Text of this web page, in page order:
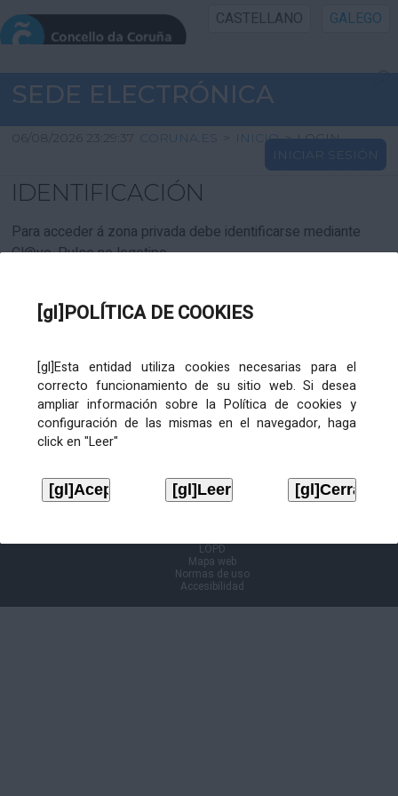
[gl]POLÍTICA DE COOKIES
[gl]Esta entidad utiliza cookies necesarias para el
correcto funcionamiento de su sitio web. Si desea
ampliar información sobre la Política de cookies y
configuración de las mismas en el navegador, haga
click en "Leer"
CASTELLANO GALEGO
INICIO SEDE
INICIO
INFORMACIÓN PÚBLICA
CARTAFOL CIDADÁN
SEDE ELECTRÓNICA
06/08/2026 23:29:37 CORUNA.ES > INICIO > LOGIN
INICIAR SESIÓN
IDENTIFICACIÓN
Para acceder á zona privada debe identificarse mediante
Cl@ve. Pulse no logotipo
LOPD
Mapa web
Normas de uso
Accesibilidad